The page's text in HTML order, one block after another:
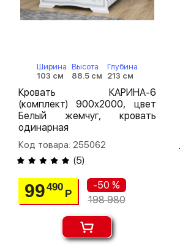
Ширина
103 см
Высота
88.5 см
Глубина
213 см
Кровать КАРИНА-6
(комплект) 900х2000, цвет
Белый жемчуг, кровать
одинарная
Код товара: 255062
(5)
99490
Р
-50 %
198 980